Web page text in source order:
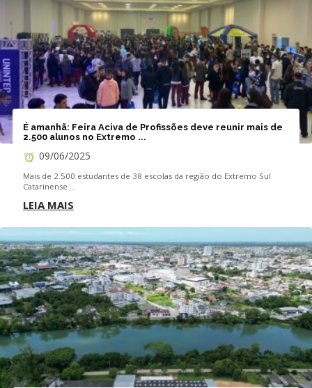
É amanhã: Feira Aciva de Profissões deve reunir mais de
2.500 alunos no Extremo ...
09/06/2025
Mais de 2.500 estudantes de 38 escolas da região do Extremo Sul
Catarinense ...
LEIA MAIS